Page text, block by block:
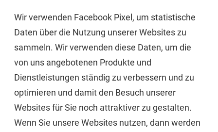
Wir verwenden Facebook Pixel, um statistische
Daten über die Nutzung unserer Websites zu
sammeln. Wir verwenden diese Daten, um die
von uns angebotenen Produkte und
Dienstleistungen ständig zu verbessern und zu
optimieren und damit den Besuch unserer
Websites für Sie noch attraktiver zu gestalten.
Wenn Sie unsere Websites nutzen, dann werden